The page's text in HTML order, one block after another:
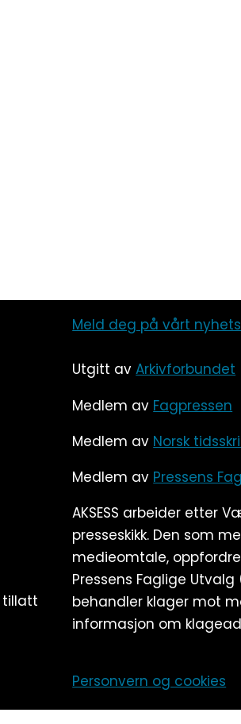
tillatt
Meld deg på vårt
Utgitt avArkivforbundet
Medlem av Fagpressen
Medlem av Norsk
Medlem av Pressens
AKSESS arbeider etter
presseskikk. Den som
medieomtale,
Pressens Faglige
behandler klager mot
informasjon om
Personvern og cookies